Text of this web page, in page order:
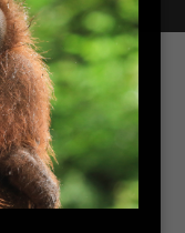
– Rolig